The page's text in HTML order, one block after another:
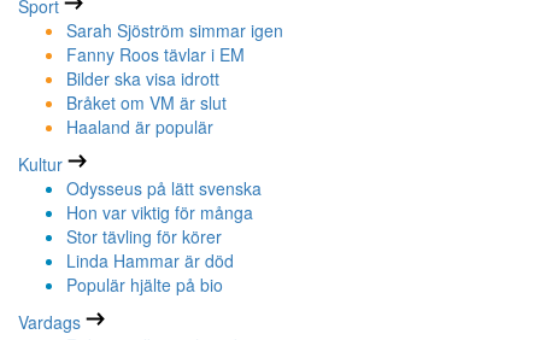
Sport
Sarah Sjöström simmar igen
Fanny Roos tävlar i EM
Bilder ska visa idrott
Bråket om VM är slut
Haaland är populär
Kultur
Odysseus på lätt svenska
Hon var viktig för många
Stor tävling för körer
Linda Hammar är död
Populär hjälte på bio
Vardags